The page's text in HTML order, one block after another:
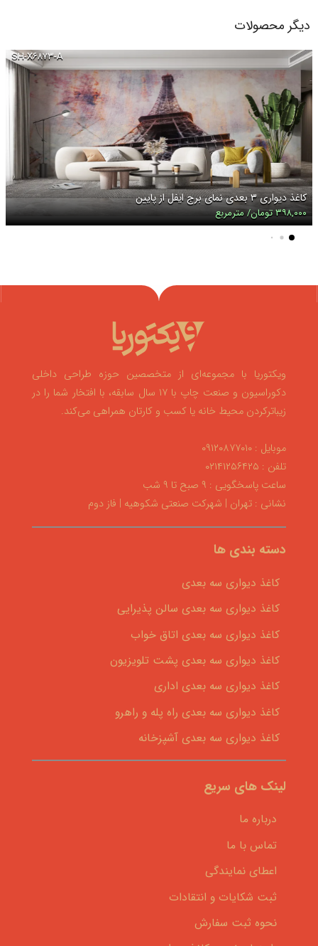
دیگر محصولات
SH-X۶۸۷۳-A
کاغذ دیواری ۳ بعدی نمای برج ایفل از پایین
۳۹۸,۰۰۰ تومان/ مترمربع
ویکتوریا با مجموعه‌ای از متخصصین حوزه طراحی داخلی
دکوراسیون و صنعت چاپ با ۱۷ سال سابقه، با افتخار شما را در
زیباترکردن محیط خانه یا کسب و کارتان همراهی می‌کند.
موبایل : ۰۹۱۲۰۸۷۷۰۱۰
تلفن : ۰۲۱۴۱۲۵۶۴۲۵
ساعت پاسخگویی : ۹ صبح تا ۹ شب
نشانی : تهران | شهرکت صنعتی شکوهیه | فاز دوم
دسته بندی ها
کاغذ دیواری سه بعدی
کاغذ دیواری سه بعدی سالن پذیرایی
کاغذ دیواری سه بعدی اتاق خواب
کاغذ دیواری سه بعدی پشت تلویزیون
کاغذ دیواری سه بعدی اداری
کاغذ دیواری سه بعدی راه پله و راهرو
کاغذ دیواری سه بعدی آشپزخانه
لینک های سریع
درباره ما
تماس با ما
اعطای نمایندگی
ثبت شکایات و انتقادات
نحوه ثبت سفارش